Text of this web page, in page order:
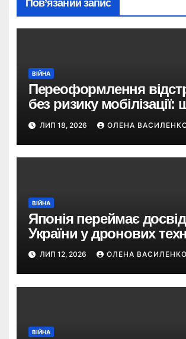
Пов’язаний запис
ВІЙНА
Переоформлення
без ризику мобілізації:
змінив Кабмін і як це
використати
ЛИП 18, 2026 ОЛЕНА
ВІЙНА
Японія переймає досвід
України у дронових
— і планує 80-кратне
збільшення виробництва
ЛИП 12, 2026 ОЛЕНА ВАСИЛЕНКО
ВІЙНА